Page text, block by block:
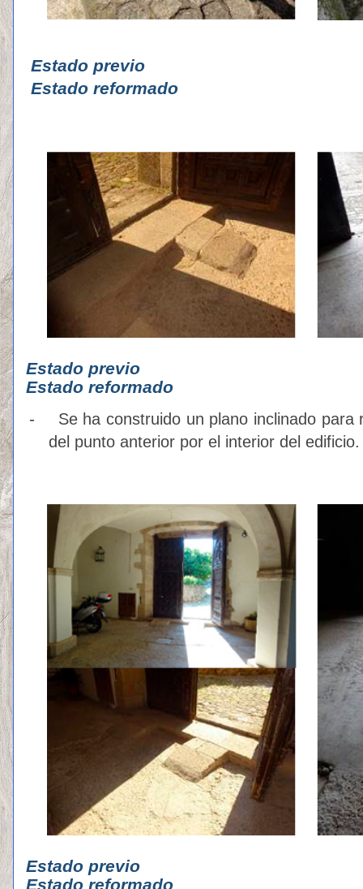
Estado
Estado reformado
Estado
Estado reformado
-
Se ha construido un plano inclinado para
del punto anterior por el interior del edificio.
Estado
Estado reformado